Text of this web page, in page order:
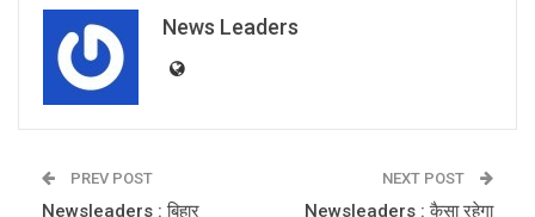
News Leaders
PREV POST
Newsleaders : बिहार
NEXT POST
Newsleaders : कैसा रहेगा